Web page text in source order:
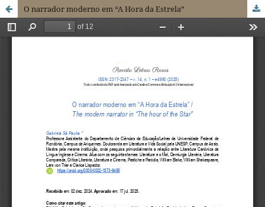
O narrador moderno em “A Hora da Estrela”